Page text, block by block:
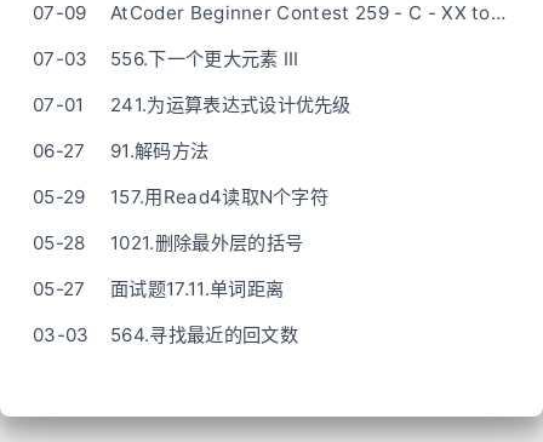
07-09
AtCoder Beginner Contest 259 - C - XX to XXX
07-03
556.下一个更大元素 III
07-01
241.为运算表达式设计优先级
06-27
91.解码方法
05-29
157.用Read4读取N个字符
05-28
1021.删除最外层的括号
05-27
面试题17.11.单词距离
03-03
564.寻找最近的回文数